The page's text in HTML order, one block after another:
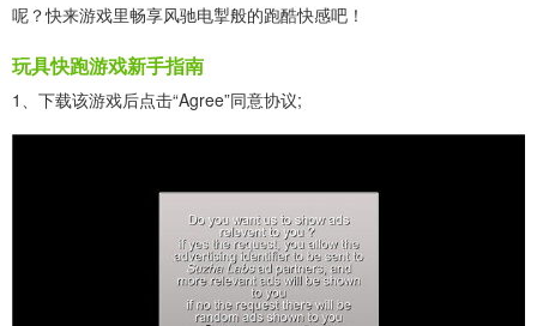
呢？快来游戏里畅享风驰电掣般的跑酷快感吧！
玩具快跑游戏新手指南
1、下载该游戏后点击“Agree”同意协议;